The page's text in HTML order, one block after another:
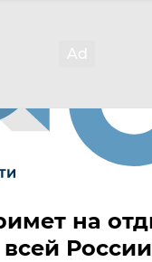
на
России